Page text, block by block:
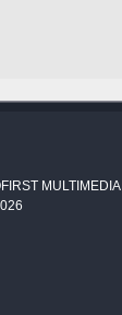
MULTIMEDIA